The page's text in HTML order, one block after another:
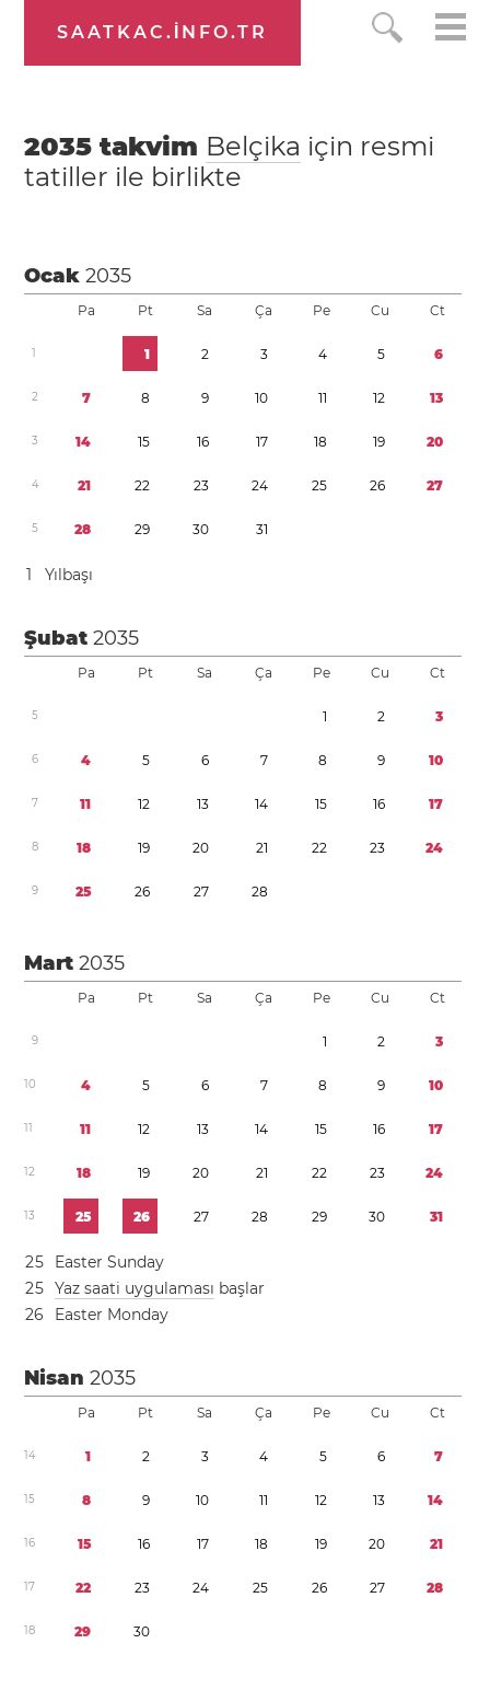
SAATKAC.INFO.TR
2035 takvim Belçika için resmi
tatiller ile birlikte
Ocak2035
Pa Pt Sa Ça Pe Cu Ct
1 1 2 3 4 5 6
2 7 8 9 10 11 12 13
3 14 15 16 17 18 19 20
4 21 22 23 24 25 26 27
5 28 29 30 31
1 Yılbaşı
Şubat2035
Pa Pt Sa Ça Pe Cu Ct
5 1 2 3
6 4 5 6 7 8 9 10
7 11 12 13 14 15 16 17
8 18 19 20 21 22 23 24
9 25 26 27 28
Mart2035
Pa Pt Sa Ça Pe Cu Ct
9 1 2 3
10 4 5 6 7 8 9 10
11 11 12 13 14 15 16 17
12 18 19 20 21 22 23 24
13 25 26 27 28 29 30 31
25
Easter Sunday
25 Yaz saati uygulaması başlar
26 Easter Monday
Nisan2035
Pa Pt Sa Ça Pe Cu Ct
14 1 2 3 4 5 6 7
15 8 9 10 11 12 13 14
16 15 16 17 18 19 20 21
17 22 23 24 25 26 27 28
18 29 30